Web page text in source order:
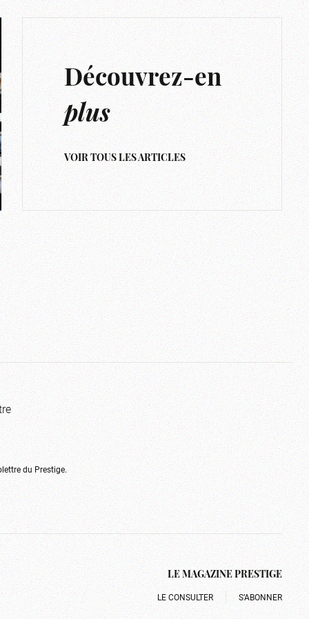
Découvrez-en
plus
VOIR TOUS LES ARTICLES
du Prestige.
LE MAGAZINE PRESTIGE
LE CONSULTER S’ABONNER